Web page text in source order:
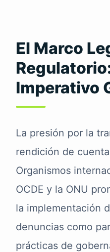
El Marco
Imperativo
La presión por la
rendición de
Organismos
OCDE y la ONU
la implementación
denuncias como
prácticas de